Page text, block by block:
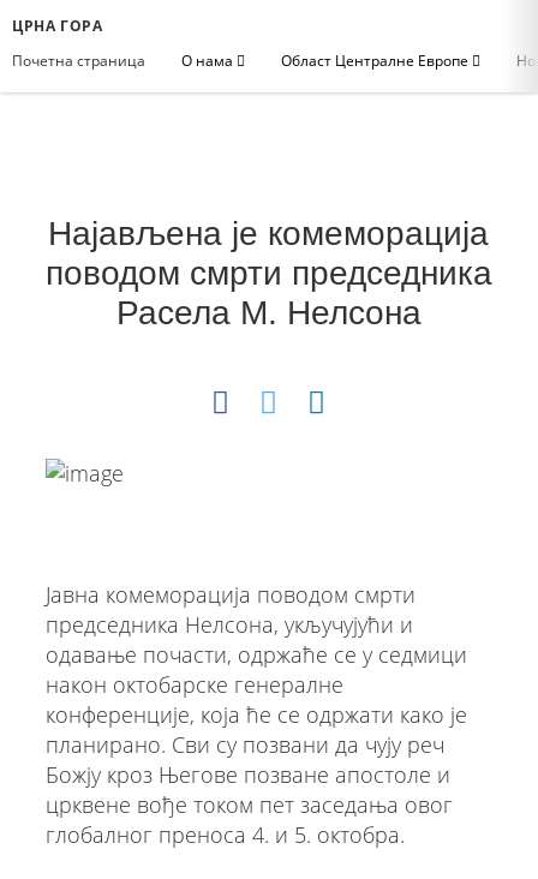
ЦРНА ГОРА
Почетна страница
О нама Област Централне Европе
Најављена је комеморација
поводом смрти председника
Расела М. Нелсона
Јавна комеморација поводом смрти
председника Нелсона, укључујући и
одавање почасти, одржаће се у седмици
након октобарске генералне
конференције, која ће се одржати како је
планирано. Сви су позвани да чују реч
Божју кроз Његове позване апостоле и
црквене вође током пет заседања овог
глобалног преноса 4. и 5. октобра.